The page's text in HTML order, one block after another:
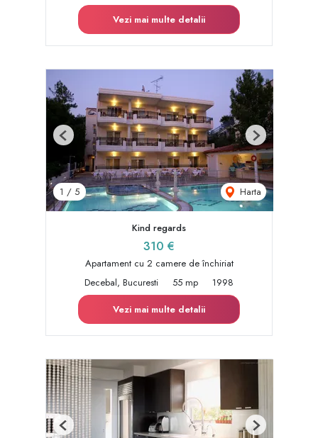
Vezi mai multe detalii
1 / 5 Harta
Previous Next
Kind regards
310 €
Apartament cu 2 camere de închiriat
Decebal, Bucuresti
55 mp
1998
Vezi mai multe detalii
Previous Next